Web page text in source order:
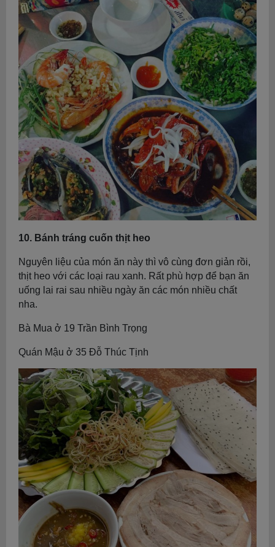
10. Bánh tráng cuốn thịt heo
Nguyên liệu của món ăn này thì vô cùng đơn giản rồi,
thịt heo với các loại rau xanh. Rất phù hợp để bạn ăn
uống lai rai sau nhiều ngày ăn các món nhiều chất
nha.
Bà Mua ở 19 Trần Bình Trọng
Quán Mậu ở 35 Đỗ Thúc Tịnh